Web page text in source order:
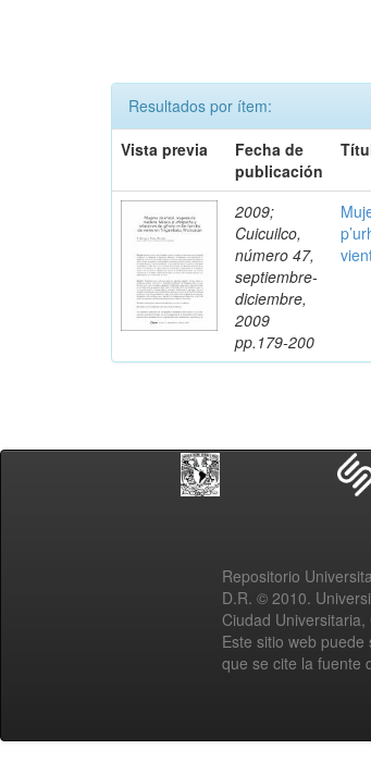
Resultados por ítem:
Vista previa
Fecha de
publicación
2009;
Cuicuilco,
número 47,
septiembre-
diciembre,
2009
pp.179-200
Repositorio
D.R. © 2010.
Ciudad
Este sitio web
que se cite la fuente